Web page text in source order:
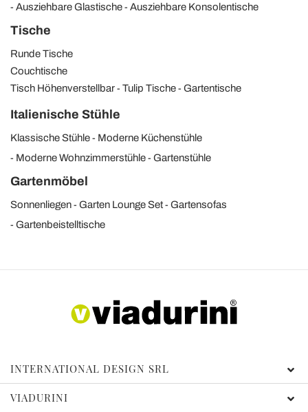
Ausziehbare Glastische
Ausziehbare Konsolentische
Tische
Runde Tische
Couchtische
Tisch Höhenverstellbar
Tulip Tische Gartentische
Italienische Stühle
Klassische Stühle
Moderne Küchenstühle
Moderne Wohnzimmerstühle
Gartenstühle
Gartenmöbel
Sonnenliegen Garten Lounge Set
Gartensofas
Gartenbeistelltische
INTERNATIONAL DESIGN SRL
VIADURINI